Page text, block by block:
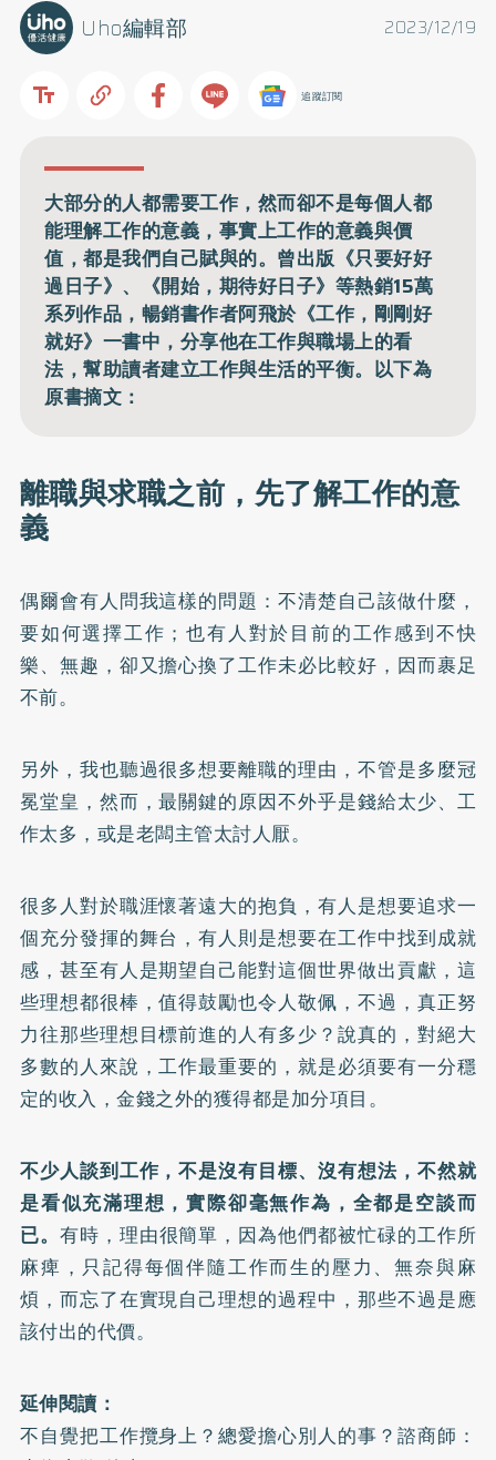
2023/12/19
Uho編輯部
追蹤訂閱
大部分的人都需要工作，然而卻不是每個人都
能理解工作的意義，事實上工作的意義與價
值，都是我們自己賦與的。曾出版《只要好好
過日子》、《開始，期待好日子》等熱銷15萬
系列作品，暢銷書作者阿飛於《工作，剛剛好
就好》一書中，分享他在工作與職場上的看
法，幫助讀者建立工作與生活的平衡。以下為
原書摘文：
離職與求職之前，先了解工作的意
義
偶爾會有人問我這樣的問題：不清楚自己該做什麼，
要如何選擇工作；也有人對於目前的工作感到不快
樂、無趣，卻又擔心換了工作未必比較好，因而裹足
不前。
另外，我也聽過很多想要離職的理由，不管是多麼冠
冕堂皇，然而，最關鍵的原因不外乎是錢給太少、工
作太多，或是老闆主管太討人厭。
很多人對於職涯懷著遠大的抱負，有人是想要追求一
個充分發揮的舞台，有人則是想要在工作中找到成就
感，甚至有人是期望自己能對這個世界做出貢獻，這
些理想都很棒，值得鼓勵也令人敬佩，不過，真正努
力往那些理想目標前進的人有多少？說真的，對絕大
多數的人來說，工作最重要的，就是必須要有一分穩
定的收入，金錢之外的獲得都是加分項目。
不少人談到工作，不是沒有目標、沒有想法，不然就
是看似充滿理想，實際卻毫無作為，全都是空談而
已。 有時，理由很簡單，因為他們都被忙碌的工作所
麻痺，只記得每個伴隨工作而生的壓力、無奈與麻
煩，而忘了在實現自己理想的過程中，那些不過是應
該付出的代價。
延伸閱讀：
不自覺把工作攬身上？總愛擔心別人的事？諮商師：